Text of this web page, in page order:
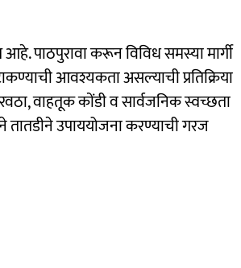
पाठपुरावा करून विविध समस्या मार्गी
आवश्यकता असल्‍याची प्रतिक्रिया
वाहतूक कोंडी व सार्वजनिक स्वच्छता
तातडीने उपाययोजना करण्याची गरज